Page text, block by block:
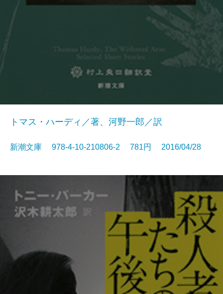
トマス・ハーディ／著、河野一郎／訳
新潮文庫 978-4-10-210806-2 781円 2016/04/28